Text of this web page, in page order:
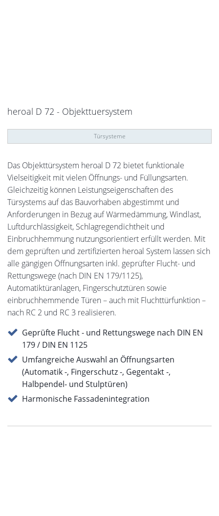
heroal D 72 - Objekttuersystem
Türsysteme
Das Objekttürsystem heroal D 72 bietet funktionale
Vielseitigkeit mit vielen Öffnungs- und Füllungsarten.
Gleichzeitig können Leistungseigenschaften des
Türsystems auf das Bauvorhaben abgestimmt und
Anforderungen in Bezug auf Wärmedämmung, Windlast,
Luftdurchlässigkeit, Schlagregendichtheit und
Einbruchhemmung nutzungsorientiert erfüllt werden. Mit
dem geprüften und zertifizierten heroal System lassen sich
alle gängigen Öffnungsarten inkl. geprüfter Flucht- und
Rettungswege (nach DIN EN 179/1125),
Automatiktüranlagen, Fingerschutztüren sowie
einbruchhemmende Türen – auch mit Fluchttürfunktion –
nach RC 2 und RC 3 realisieren.
Geprüfte Flucht - und Rettungswege nach DIN EN
179 / DIN EN 1125
Umfangreiche Auswahl an Öffnungsarten
(Automatik -, Fingerschutz -, Gegentakt -,
Halbpendel- und Stulptüren)
Harmonische Fassadenintegration